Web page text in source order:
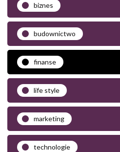
biznes
budownictwo
finanse
life style
marketing
technologie